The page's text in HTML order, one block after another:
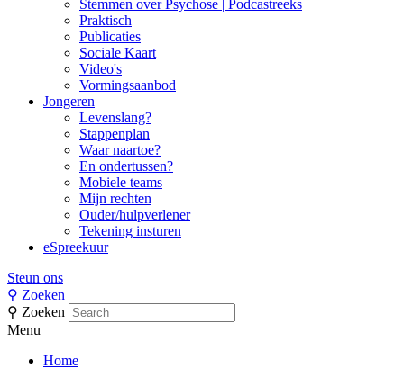
Stemmen over Psychose | Podcastreeks
Praktisch
Publicaties
Sociale Kaart
Video's
Vormingsaanbod
Jongeren
Levenslang?
Stappenplan
Waar naartoe?
En ondertussen?
Mobiele teams
Mijn rechten
Ouder/hulpverlener
Tekening insturen
eSpreekuur
Steun ons
⚲ Zoeken
⚲ Zoeken
Menu
Home